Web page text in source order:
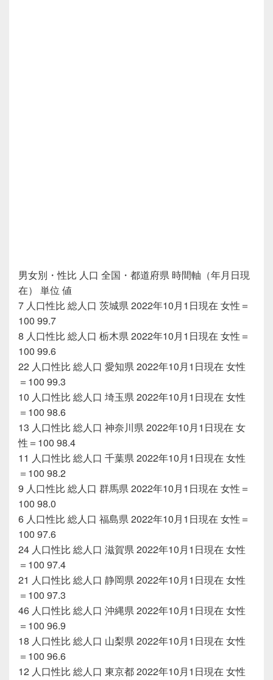
男女別・性比 人口 全国・都道府県 時間軸（年月日現
在） 単位 値
7 人口性比 総人口 茨城県 2022年10月1日現在 女性＝
100 99.7
8 人口性比 総人口 栃木県 2022年10月1日現在 女性＝
100 99.6
22 人口性比 総人口 愛知県 2022年10月1日現在 女性
＝100 99.3
10 人口性比 総人口 埼玉県 2022年10月1日現在 女性
＝100 98.6
13 人口性比 総人口 神奈川県 2022年10月1日現在 女
性＝100 98.4
11 人口性比 総人口 千葉県 2022年10月1日現在 女性
＝100 98.2
9 人口性比 総人口 群馬県 2022年10月1日現在 女性＝
100 98.0
6 人口性比 総人口 福島県 2022年10月1日現在 女性＝
100 97.6
24 人口性比 総人口 滋賀県 2022年10月1日現在 女性
＝100 97.4
21 人口性比 総人口 静岡県 2022年10月1日現在 女性
＝100 97.3
46 人口性比 総人口 沖縄県 2022年10月1日現在 女性
＝100 96.9
18 人口性比 総人口 山梨県 2022年10月1日現在 女性
＝100 96.6
12 人口性比 総人口 東京都 2022年10月1日現在 女性